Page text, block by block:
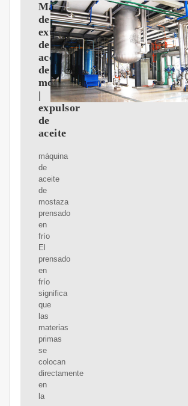
Máquina
de
extracción
de
aceite
de
mostaza
|
expulsor
de
aceite
máquina
de
aceite
de
mostaza
prensado
en
frío
El
prensado
en
frío
significa
que
las
materias
primas
se
colocan
directamente
en
la